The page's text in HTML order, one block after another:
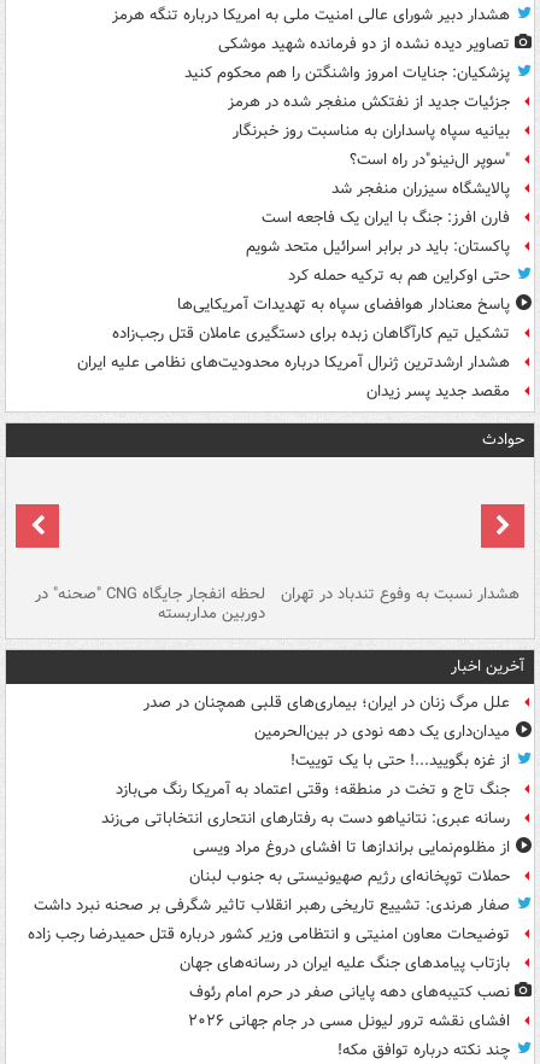
هشدار دبیر شورای عالی امنیت ملی به امریکا درباره تنگه هرمز
تصاویر دیده‌ نشده از دو فرمانده شهید موشکی
پزشکیان: جنایات امروز واشنگتن را هم محکوم کنید
جزئیات جدید از نفتکش منفجر شده در هرمز
بیانیه سپاه پاسداران به مناسبت روز خبرنگار
"سوپر ال‌نینو"در راه است؟
پالایشگاه سیزران منفجر شد
فارن افرز: جنگ با ایران یک فاجعه است
پاکستان: باید در برابر اسرائیل متحد شویم
حتی اوکراین هم به ترکیه حمله کرد
پاسخ معنادار هوافضای سپاه به تهدیدات آمریکایی‌ها
تشکیل تیم کارآگاهان زبده برای دستگیری عاملان قتل رجب‌زاده
هشدار ارشدترین ژنرال آمریکا درباره محدودیت‌های نظامی علیه ایران
مقصد جدید پسر زیدان
حوادث
هشدار نسبت به وفوع تندباد در تهران لحظه انفجار جایگاه CNG "صحنه" در
دوربین مداربسته
آخرین اخبار
علل مرگ زنان در ایران؛ بیماری‌های قلبی همچنان در صدر
میدان‌داری یک دهه نودی در بین‌الحرمین
از غزه بگویید...! حتی با یک توییت!
جنگ تاج و تخت در منطقه؛ وقتی اعتماد به آمریکا رنگ می‌بازد
رسانه عبری: نتانیاهو دست به رفتارهای انتحاری انتخاباتی می‌زند
از مظلوم‌نمایی براندازها تا افشای دروغ مراد ویسی
حملات توپخانه‌ای رژیم صهیونیستی به جنوب لبنان
صفار هرندی: تشییع تاریخی رهبر انقلاب تاثیر شگرفی بر صحنه نبرد داشت
توضیحات معاون امنیتی و انتظامی وزیر کشور درباره قتل حمیدرضا رجب زاده
بازتاب پیامدهای جنگ علیه ایران در رسانه‌های جهان
نصب کتیبه‌های دهه پایانی صفر در حرم امام رئوف
افشای نقشه ترور لیونل مسی در جام جهانی ۲۰۲۶
چند نکته درباره توافق مکه!